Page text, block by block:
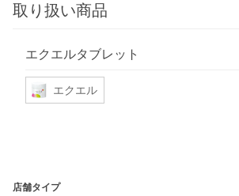
取り扱い商品
エクエルタブレット
エクエル
店舗タイプ